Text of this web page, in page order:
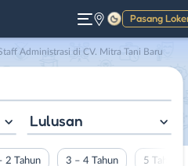
Pasang
Gelap
Administrasi di CV. Mitra Tani Baru
Lulusan
2 Tahun 3 – 4 Tahun 5 Tahun